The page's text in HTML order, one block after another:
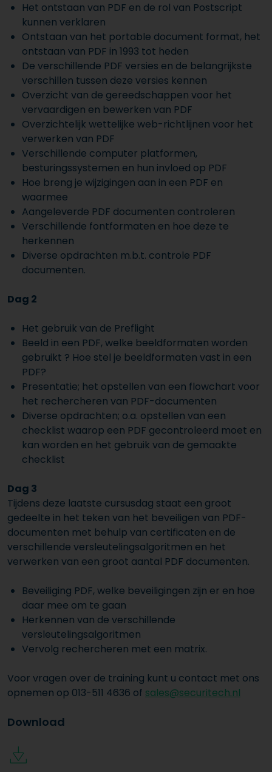
Het ontstaan van PDF en de rol van Postscript
kunnen verklaren
Ontstaan van het portable document format, het
ontstaan van PDF in 1993 tot heden
De verschillende PDF versies en de belangrijkste
verschillen tussen deze versies kennen
Overzicht van de gereedschappen voor het
vervaardigen en bewerken van PDF
Overzichtelijk wettelijke web-richtlijnen voor het
verwerken van PDF
Verschillende computer platformen,
besturingssystemen en hun invloed op PDF
Hoe breng je wijzigingen aan in een PDF en
waarmee
Aangeleverde PDF documenten controleren
Verschillende fontformaten en hoe deze te
herkennen
Diverse opdrachten m.b.t. controle PDF
documenten.
Dag 2
Het gebruik van de Preflight
Beeld in een PDF, welke beeldformaten worden
gebruikt ? Hoe stel je beeldformaten vast in een
PDF?
Presentatie; het opstellen van een flowchart voor
het rechercheren van PDF-documenten
Diverse opdrachten; o.a. opstellen van een
checklist waarop een PDF gecontroleerd moet en
kan worden en het gebruik van de gemaakte
checklist
Dag 3
Tijdens deze laatste cursusdag staat een groot
gedeelte in het teken van het beveiligen van PDF-
documenten met behulp van certificaten en de
verschillende versleutelingsalgoritmen en het
verwerken van een groot aantal PDF documenten.
Beveiliging PDF, welke beveiligingen zijn er en hoe
daar mee om te gaan
Herkennen van de verschillende
versleutelingsalgoritmen
Vervolg rechercheren met een matrix.
Voor vragen over de training kunt u contact met ons
opnemen op 013-511 4636 of sales@securitech.nl
Download